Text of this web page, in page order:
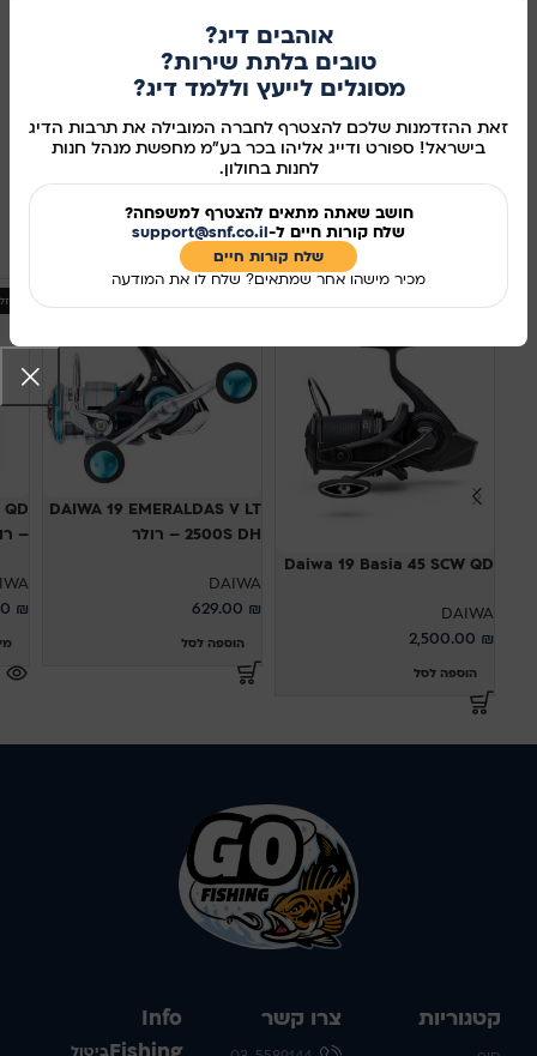
אוהבים דיג?
טובים בלתת שירות?
מסוגלים לייעץ וללמד דיג?
זאת ההזדמנות שלכם להצטרף לחברה המובילה את תרבות הדיג
בישראל! ספורט ודייג אליהו בכר בע"מ מחפשת מנהל חנות
לחנות בחולון.
חושב שאתה מתאים להצטרף למשפחה?
שלח קורות חיים ל-support@snf.co.il
שלח קורות חיים​
מכיר מישהו אחר שמתאים? שלח לו את המודעה
קנו עכשיו
מק"ט: 115048
מוצרים קשורים
Daiwa 19 Basia 45 SCW QD
DAIWA
2,500.00 ₪
הוספה לסל
DAIWA 19 EMERALDAS V LT
2500S DH – רולר
DAIWA
629.00 ₪
הוספה לסל
QD
–
₪
Info
ביטול
קטגוריות צרו קשר